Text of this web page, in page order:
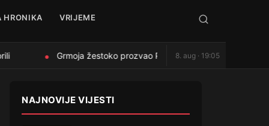
HRONIKA VRIJEME
Grmoja žestoko prozvao Plenkovića: „Želudac me boli
8. aug · 19:05
NAJNOVIJE VIJESTI